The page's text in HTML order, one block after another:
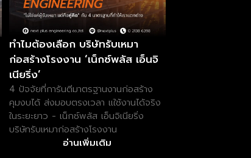
ทำไมต้องเลือก บริษัทรับเหมา
ก่อสร้างโรงงาน ‘เน็กซ์พลัส เอ็นจิ
เนียริ่ง’
4 ปัจจัยที่การันตีมาตรฐานงานก่อสร้าง
คุมงบได้ ส่งมอบตรงเวลา แใช้งานได้จริง
ในระยะยาว - เน็กซ์พลัส เอ็นจิเนียริ่ง
บริษัทรับเหมาก่อสร้างโรงงาน
อ่านเพิ่มเติม